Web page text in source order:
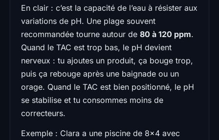
En clair : c’est la capacité de l’eau à résister aux
variations de pH. Une plage souvent
recommandée tourne autour de 80 à 120 ppm.
Quand le TAC est trop bas, le pH devient
nerveux : tu ajoutes un produit, ça bouge trop,
puis ça rebouge après une baignade ou un
orage. Quand le TAC est bien positionné, le pH
se stabilise et tu consommes moins de
correcteurs.
Exemple : Clara a une piscine de 8×4 avec